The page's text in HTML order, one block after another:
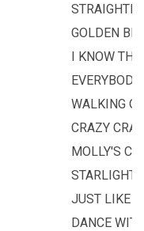
GOLDEN
I KNOW
WALKING
CRAZY
MOLLY'S
STARLIGHT
JUST LIKE
DANCE